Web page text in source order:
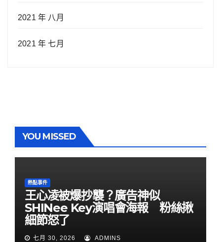
2021 年 八月
2021 年 七月
YOU MISSED
熱點事件
王心凌被爆抄襲？廣告神似
SHINee Key演唱會海報 粉絲揪
細節怒了
七月 30, 2026 ADMINS